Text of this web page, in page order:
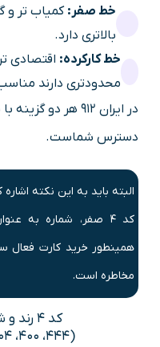
خط صفر: کمیاب تر و
بالاتری دارد.
خط کارکرده: اقتصادی
محدودتری دارند
در ایران 912 هر دو
دسترس شماست.
البته باید به این نکته
کد 4 صفر، شماره به
مخاطره است.
کد 4 رند و شماره های پرطرفدار
(444، 400، 404 و رندی های خاص)